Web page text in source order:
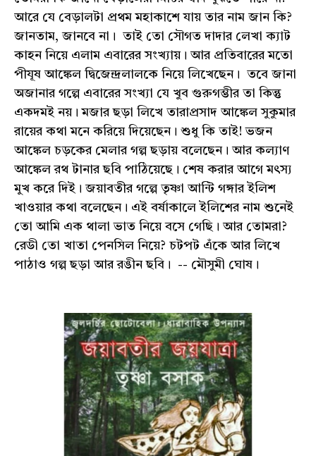
আরে যে বেড়ালটা প্রথম মহাকাশে যায় তার নাম জান কি?
জানতাম, জানবে না। তাই তো সৌগত দাদার লেখা ক্যাট
কাহন নিয়ে এলাম এবারের সংখ্যায়। আর প্রতিবারের মতো
পীযূষ আঙ্কেল দ্বিজেন্দ্রলালকে নিয়ে লিখেছেন। তবে জানা
অজানার গল্পে এবারের সংখ্যা যে খুব গুরুগম্ভীর তা কিন্তু
একদমই নয়। মজার ছড়া লিখে তারাপ্রসাদ আঙ্কেল সুকুমার
রায়ের কথা মনে করিয়ে দিয়েছেন। শুধু কি তাই! ভজন
আঙ্কেল চড়কের মেলার গল্প ছড়ায় বলেছেন। আর কল্যাণ
আঙ্কেল রথ টানার ছবি পাঠিয়েছে। শেষ করার আগে মৎস্য
মুখ করে দিই। জয়াবতীর গল্পে তৃষ্ণা আন্টি গঙ্গার ইলিশ
খাওয়ার কথা বলেছেন। এই বর্ষাকালে ইলিশের নাম শুনেই
তো আমি এক থালা ভাত নিয়ে বসে গেছি। আর তোমরা?
রেডী তো খাতা পেনসিল নিয়ে? চটপট এঁকে আর লিখে
পাঠাও গল্প ছড়া আর রঙীন ছবি। -- মৌসুমী ঘোষ।